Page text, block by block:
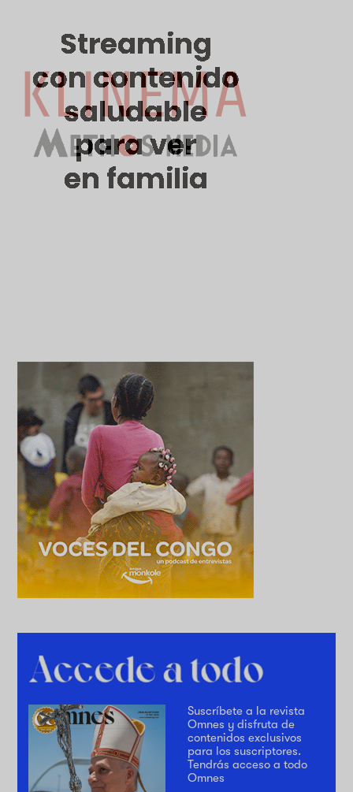
Suscríbete a la revista
Omnes y disfruta de
contenidos exclusivos
para los suscriptores.
Tendrás acceso a todo
Omnes